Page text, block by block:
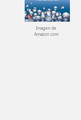
Imagen de
Amazon.com